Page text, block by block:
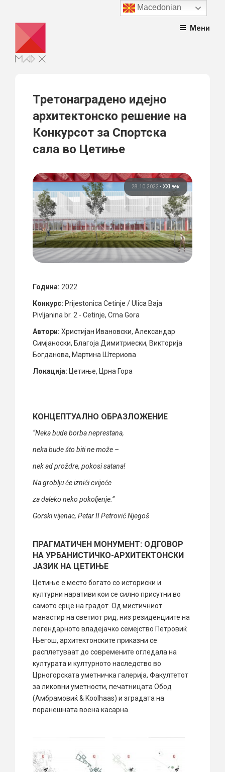
content
Мени
Третонаграденo идејно
архитектонско решение на
Конкурсот за Спортска
сала во Цетиње
28.10.2022 • XXI век
Година: 2022
Конкурс: Prijestonica Cetinje / Ulica Baja
Pivljanina br. 2 - Cetinje, Crna Gora
Автори: Христијан Ивановски, Александар
Симјаноски, Благоја Димитриески, Викторија
Богданова, Мартина Штериова
Локација: Цетиње, Црна Гора
КОНЦЕПТУАЛНО ОБРАЗЛОЖЕНИЕ
“Neka bude borba neprestana,
neka bude što biti ne može –
nek ad proždre, pokosi satana!
Na groblju će iznići cvijeće
za daleko neko pokoljenje.“
Gorski vijenac, Petar II Petrović Njegoš
ПРАГМАТИЧЕН МОНУМЕНТ: ОДГОВОР
НА УРБАНИСТИЧКО-АРХИТЕКТОНСКИ
ЈАЗИК НА ЦЕТИЊЕ
Цетиње е место богато со историски и
културни наративи кои се силно присутни во
самото срце на градот. Од мистичниот
манастир на светиот рид, низ резиденциите на
легендарното владејачко семејство Петровиќ
Његош, архитектонските приказни се
расплетуваат до современите огледала на
културата и културното наследство во
Црногорската уметничка галерија, Факултетот
за ликовни уметности, печатницата Обод
(Амбрамовиќ & Koolhaas) и зградата на
поранешната воена касарна.
Macedonian